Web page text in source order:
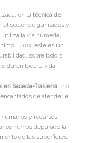
en la técnica de
el sector de gunitados y
utiliza la vía húmeda,
H400, este es un
sobre todo si
duren toda la vida.
en Saceda-Trasierra , no
de atenderle.
y recursos
hemos depurado la
de las superficies,